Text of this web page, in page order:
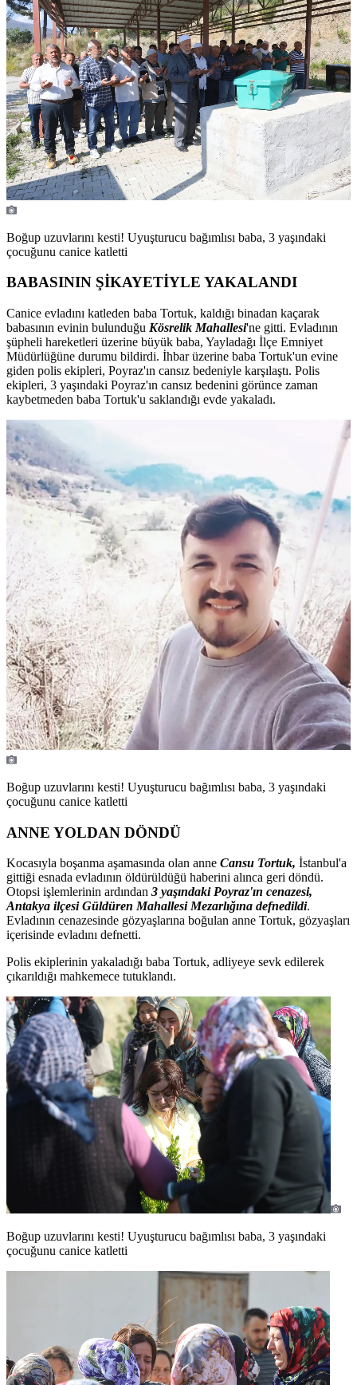
Boğup uzuvlarını kesti! Uyuşturucu bağımlısı baba, 3 yaşındaki
çocuğunu canice katletti
BABASININ ŞİKAYETİYLE YAKALANDI
Canice evladını katleden baba Tortuk, kaldığı binadan kaçarak
babasının evinin bulunduğu Kösrelik Mahallesi'ne gitti. Evladının
şüpheli hareketleri üzerine büyük baba, Yayladağı İlçe Emniyet
Müdürlüğüne durumu bildirdi. İhbar üzerine baba Tortuk'un evine
giden polis ekipleri, Poyraz'ın cansız bedeniyle karşılaştı. Polis
ekipleri, 3 yaşındaki Poyraz'ın cansız bedenini görünce zaman
kaybetmeden baba Tortuk'u saklandığı evde yakaladı.
Boğup uzuvlarını kesti! Uyuşturucu bağımlısı baba, 3 yaşındaki
çocuğunu canice katletti
ANNE YOLDAN DÖNDÜ
Kocasıyla boşanma aşamasında olan anne Cansu Tortuk, İstanbul'a
gittiği esnada evladının öldürüldüğü haberini alınca geri döndü.
Otopsi işlemlerinin ardından 3 yaşındaki Poyraz'ın cenazesi,
Antakya ilçesi Güldüren Mahallesi Mezarlığına defnedildi.
Evladının cenazesinde gözyaşlarına boğulan anne Tortuk, gözyaşları
içerisinde evladını defnetti.
Polis ekiplerinin yakaladığı baba Tortuk, adliyeye sevk edilerek
çıkarıldığı mahkemece tutuklandı.
Boğup uzuvlarını kesti! Uyuşturucu bağımlısı baba, 3 yaşındaki
çocuğunu canice katletti